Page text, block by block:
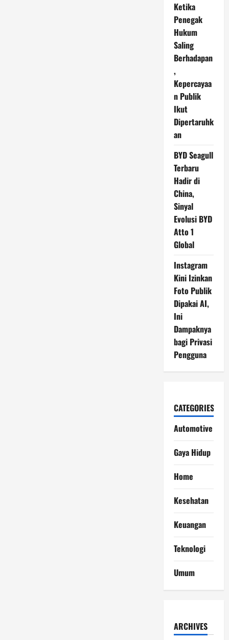
Ketika
Penegak
Hukum
Saling
Berhadapan
,
Kepercayaa
n Publik
Ikut
Dipertaruhk
an
BYD Seagull
Terbaru
Hadir di
China,
Sinyal
Evolusi BYD
Atto 1
Global
Instagram
Kini Izinkan
Foto Publik
Dipakai AI,
Ini
Dampaknya
bagi Privasi
Pengguna
CATEGORIES
Automotive
Gaya Hidup
Home
Kesehatan
Keuangan
Teknologi
Umum
ARCHIVES